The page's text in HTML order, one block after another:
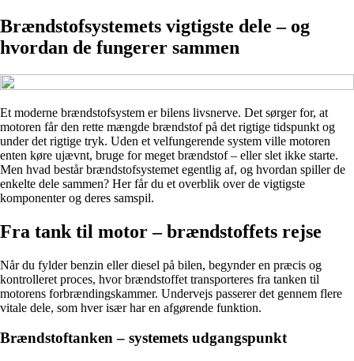
Brændstofsystemets vigtigste dele – og
hvordan de fungerer sammen
Et moderne brændstofsystem er bilens livsnerve. Det sørger for, at
motoren får den rette mængde brændstof på det rigtige tidspunkt og
under det rigtige tryk. Uden et velfungerende system ville motoren
enten køre ujævnt, bruge for meget brændstof – eller slet ikke starte.
Men hvad består brændstofsystemet egentlig af, og hvordan spiller de
enkelte dele sammen? Her får du et overblik over de vigtigste
komponenter og deres samspil.
Fra tank til motor – brændstoffets rejse
Når du fylder benzin eller diesel på bilen, begynder en præcis og
kontrolleret proces, hvor brændstoffet transporteres fra tanken til
motorens forbrændingskammer. Undervejs passerer det gennem flere
vitale dele, som hver især har en afgørende funktion.
Brændstoftanken – systemets udgangspunkt